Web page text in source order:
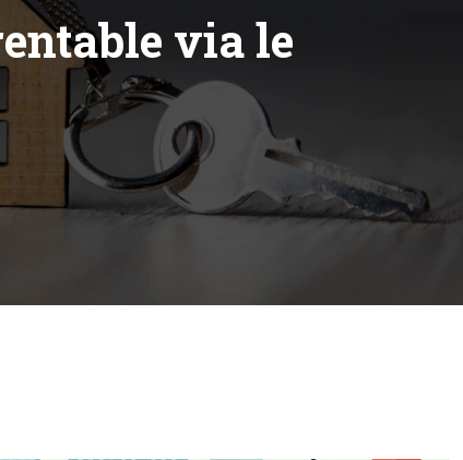
via le